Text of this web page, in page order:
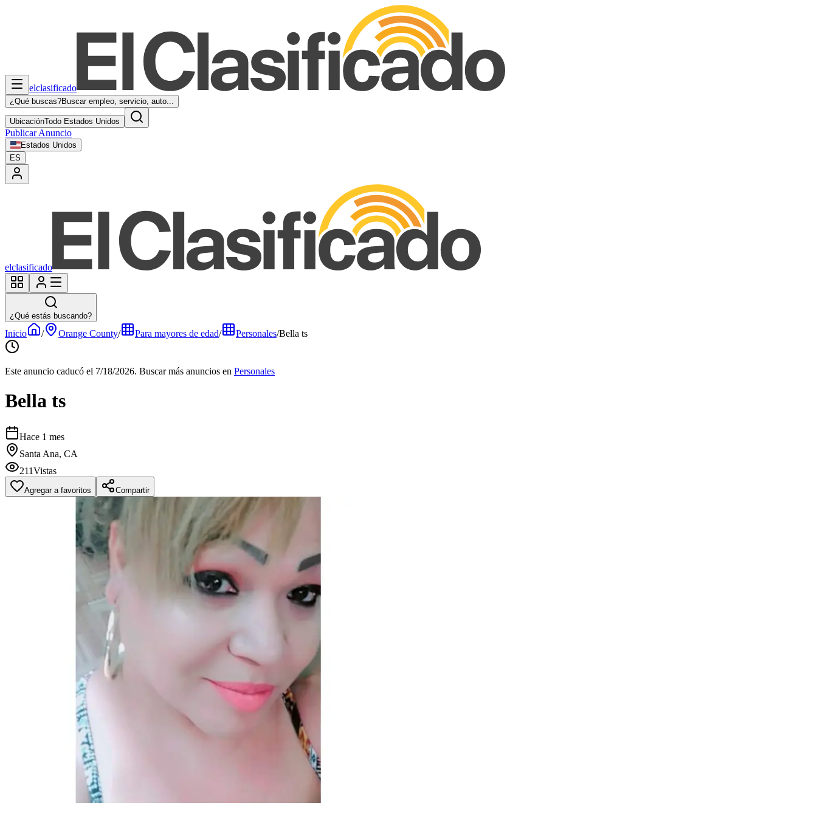
elclasificado
¿Qué buscas?Buscar empleo, servicio, auto...
UbicaciónTodo Estados Unidos
Publicar Anuncio
Estados Unidos
ES
elclasificado
¿Qué estás buscando?
Inicio / Orange County/ Para mayores de edad/ Personales/Bella ts
Este anuncio caducó el 7/18/2026. Buscar más anuncios en Personales
Bella ts
Hace 1 mes
Santa Ana, CA
211Vistas
Agregar a favoritos Compartir